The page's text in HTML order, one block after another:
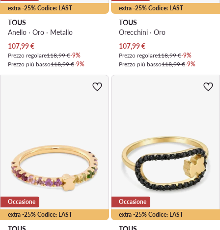
extra -25% Codice: LAST
TOUS
Anello · Oro · Metallo
Prezzo attuale
107,99€
Prezzo regolare118,99 €-9%
Prezzo più basso118,99 €-9%
extra -25% Codice: LAST
TOUS
Orecchini · Oro
Prezzo attuale
107,99€
Prezzo regolare118,99 €-9%
Prezzo più basso118,99 €-9%
extra -25% Codice: LAST
Occasione
extra -25% Codice: LAST
Occasione